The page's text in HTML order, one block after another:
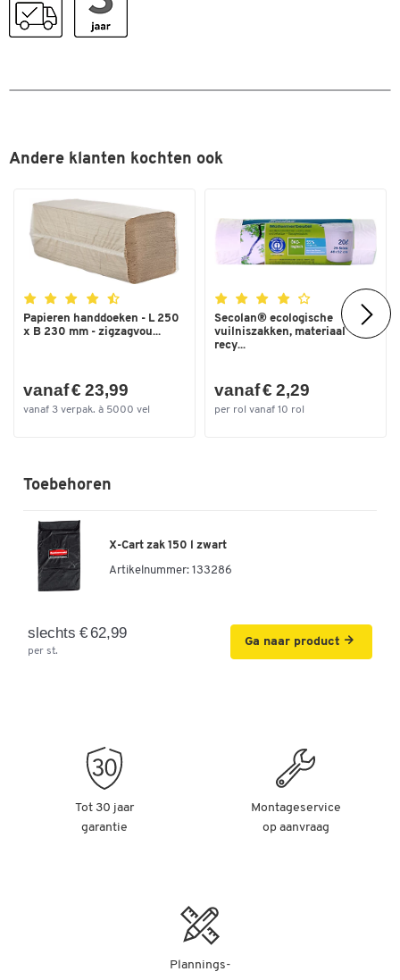
Afmetingen
Breedte (mm)
Andere klanten kochten ook
Papieren handdoeken - L 250
x B 230 mm - zigzagvou...
vanaf € 23,99
vanaf 3 verpak. à 5000 vel
Secolan® ecologische
vuilniszakken, materiaal
recy...
vanaf € 2,29
per rol vanaf 10 rol
Toebehoren
X-Cart zak 150 l zwart
Artikelnummer: 133286
slechts € 62,99
per st.
Ga naar product
Tot 30 jaar
garantie
Montageservice
op aanvraag
Plannings-